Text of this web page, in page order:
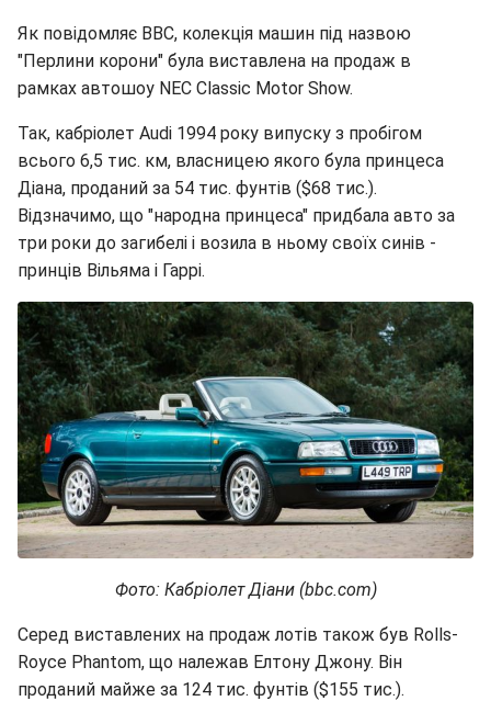
Як повідомляє ВВС, колекція машин під назвою
"Перлини корони" була виставлена на продаж в
рамках автошоу NEC Classic Motor Show.
Так, кабріолет Audi 1994 року випуску з пробігом
всього 6,5 тис. км, власницею якого була принцеса
Діана, проданий за 54 тис. фунтів ($68 тис.).
Відзначимо, що "народна принцеса" придбала авто за
три роки до загибелі і возила в ньому своїх синів -
принців Вільяма і Гаррі.
Фото: Кабріолет Діани (bbc.com)
Серед виставлених на продаж лотів також був Rolls-
Royce Phantom, що належав Елтону Джону. Він
проданий майже за 124 тис. фунтів ($155 тис.).